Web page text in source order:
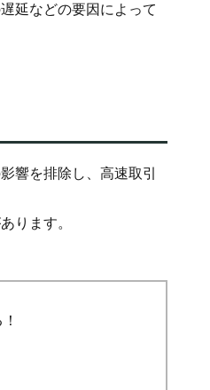
延などの要因によって
響を排除し、高速取引
ります。